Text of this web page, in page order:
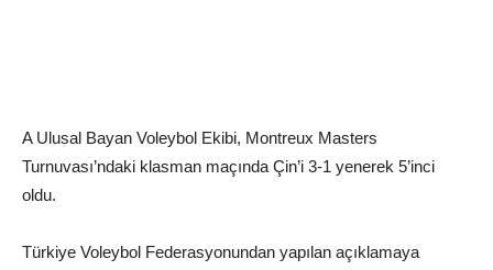
A Ulusal Bayan Voleybol Ekibi, Montreux Masters
Turnuvası’ndaki klasman maçında Çin’i 3-1 yenerek 5’inci
oldu.
Türkiye Voleybol Federasyonundan yapılan açıklamaya